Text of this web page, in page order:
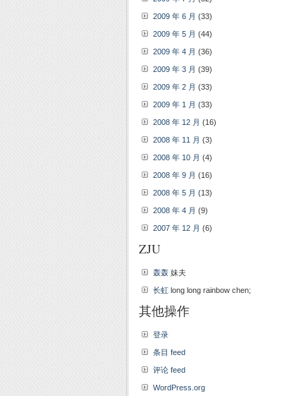
2009 年 6 月 (33)
2009 年 5 月 (44)
2009 年 4 月 (36)
2009 年 3 月 (39)
2009 年 2 月 (33)
2009 年 1 月 (33)
2008 年 12 月 (16)
2008 年 11 月 (3)
2008 年 10 月 (4)
2008 年 9 月 (16)
2008 年 5 月 (13)
2008 年 4 月 (9)
2007 年 12 月 (6)
ZJU
轰轰 妹夫
长虹 long long rainbow chen;
其他操作
登录
条目 feed
评论 feed
WordPress.org